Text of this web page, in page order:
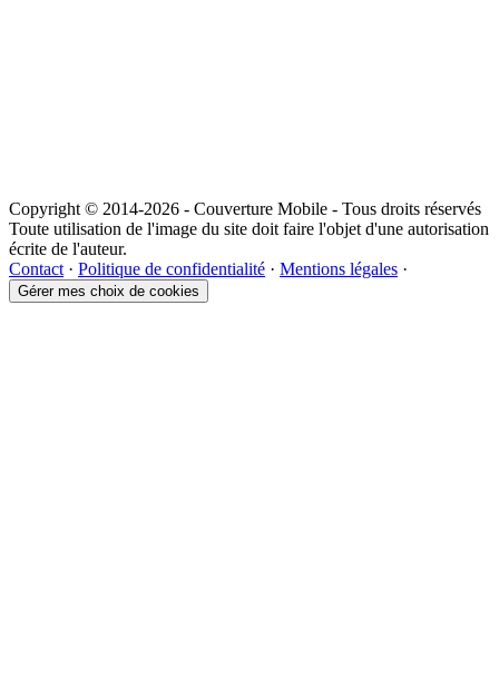
Copyright © 2014-2026 - Couverture Mobile - Tous droits réservés
Toute utilisation de l'image du site doit faire l'objet d'une autorisation
écrite de l'auteur.
Contact · Politique de confidentialité · Mentions légales ·
Gérer mes choix de cookies